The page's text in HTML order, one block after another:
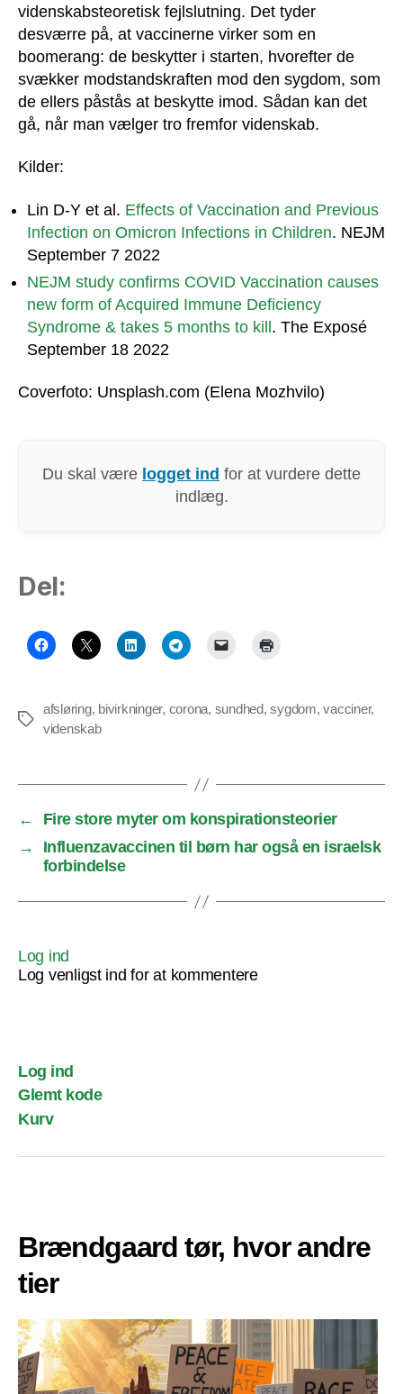
videnskabsteoretisk fejlslutning. Det tyder
desværre på, at vaccinerne virker som en
boomerang: de beskytter i starten, hvorefter de
svækker modstandskraften mod den sygdom, som
de ellers påstås at beskytte imod. Sådan kan det
gå, når man vælger tro fremfor videnskab.
Kilder:
Lin D-Y et al. Effects of Vaccination and Previous
Infection on Omicron Infections in Children. NEJM
September 7 2022
NEJM study confirms COVID Vaccination causes
new form of Acquired Immune Deficiency
Syndrome & takes 5 months to kill. The Exposé
September 18 2022
Coverfoto: Unsplash.com (Elena Mozhvilo)
Du skal være logget ind for at vurdere dette
indlæg.
Del:
Tags
afsløring, bivirkninger, corona, sundhed,sygdom,vacciner,
videnskab
←
Fire store myter om konspirationsteorier
→
Influenzavaccinen til børn har også en israelsk
forbindelse
Log ind
Log venligst ind for at kommentere
Log ind
Glemt kode
Kurv
Brændgaard tør, hvor andre
tier